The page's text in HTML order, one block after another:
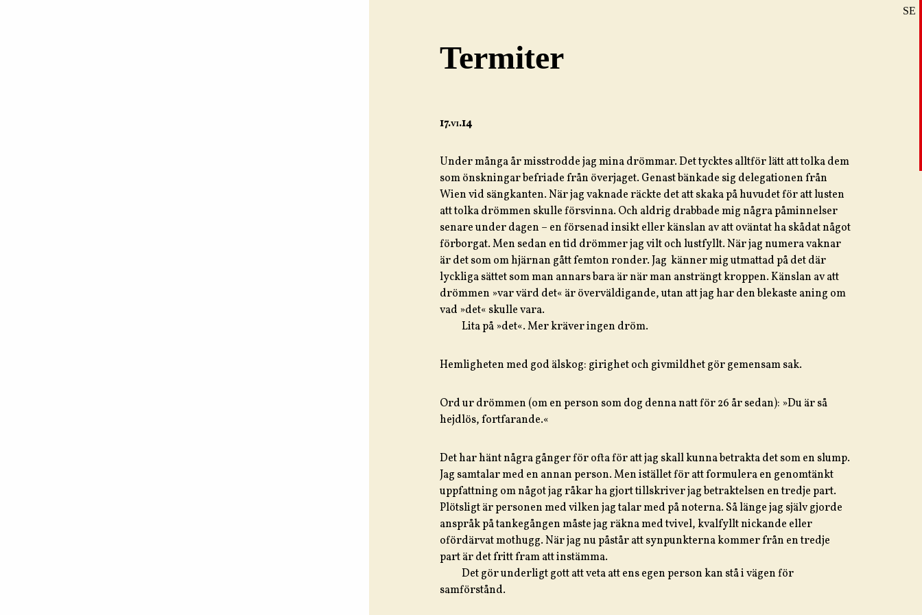
SE
Termiter
17.vi.14
Under många år misstrodde jag mina drömmar. Det tycktes alltför lätt att tolka dem
som önskningar befriade från överjaget. Genast bänkade sig delegationen från
Wien vid sängkanten. När jag vaknade räckte det att skaka på huvudet för att lusten
att tolka drömmen skulle försvinna. Och aldrig drabbade mig några påminnelser
senare under dagen – en försenad insikt eller känslan av att oväntat ha skådat något
förborgat. Men sedan en tid drömmer jag vilt och lustfyllt. När jag numera vaknar
är det som om hjärnan gått femton ronder. Jag känner mig utmattad på det där
lyckliga sättet som man annars bara är när man ansträngt kroppen. Känslan av att
drömmen »var värd det« är överväldigande, utan att jag har den blekaste aning om
vad »det« skulle vara.
Lita på »det«. Mer kräver ingen dröm.
Hemligheten med god älskog: girighet och givmildhet gör gemensam sak.
Ord ur drömmen (om en person som dog denna natt för 26 år sedan): »Du är så
hejdlös, fortfarande.«
Det har hänt några gånger för ofta för att jag skall kunna betrakta det som en slump.
Jag samtalar med en annan person. Men istället för att formulera en genomtänkt
uppfattning om något jag råkar ha gjort tillskriver jag betraktelsen en tredje part.
Plötsligt är personen med vilken jag talar med på noterna. Så länge jag själv gjorde
anspråk på tankegången måste jag räkna med tvivel, kvalfyllt nickande eller
ofördärvat mothugg. När jag nu påstår att synpunkterna kommer från en tredje
part är det fritt fram att instämma.
Det gör underligt gott att veta att ens egen person kan stå i vägen för
samförstånd.